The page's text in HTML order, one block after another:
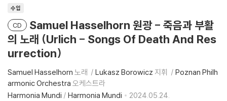
수입
CD
Samuel Hasselhorn 원광 - 죽음과 부활
의 노래 (Urlich - Songs Of Death And Res
urrection)
Samuel Hasselhorn 노래 Lukasz Borowicz 지휘
Poznan Philh
armonic Orchestra 오케스트라
Harmonia Mundi / Harmonia Mundi
2024.05.24.